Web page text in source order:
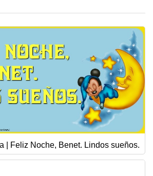
| Feliz Noche, Benet. Lindos sueños.